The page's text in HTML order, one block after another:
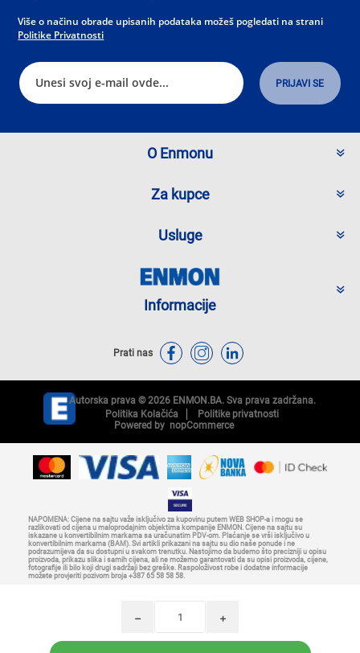
i
h
Više o načinu obrade upisanih podataka možeš pogledati na strani
Politike Privatnosti
O Enmonu
Za kupce
Usluge
Informacije
Prati nas
Autorska prava © 2026 ENMON.BA. Sva prava zadržana.
Politika Kolačića
Politike privatnosti
Powered by nopCommerce
NAPOMENA: Cijene na sajtu važe isključivo za kupovinu putem WEB SHOP-a i mogu se
razlikovati od cijena u maloprodajnim objektima kompanije ENMON. Cijene na sajtu su
iskazane u konvertibilnim markama sa uračunatim PDV-om. Plaćanje se vrši isključivo u
konvertibilnim markama (BAM). Svi artikli prikazani na sajtu su dio naše ponude i ne
podrazumijeva da su dostupni u svakom trenutku. Nastojimo da budemo što precizniji u opisu
proizvoda, prikazu slika i samih cijena, ali ne možemo garantovati da su opisi proizvoda, cijene,
fotografije ili bilo koji drugi sadržaji bez greške. Raspoloživost robe i dodatne informacije
možete provjeriti pozivom broja +387 65 58 58 58.